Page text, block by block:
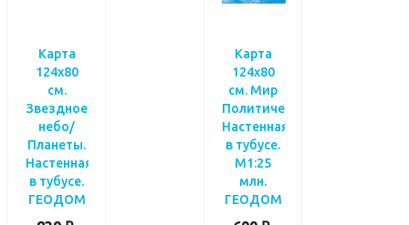
Карта
124х80
см.
Звездное
небо/
Планеты.
Настенная
в тубусе.
ГЕОДОМ
Карта
124х80
см. Мир
Политический.
Настенная
в тубусе.
М1:25
млн.
ГЕОДОМ